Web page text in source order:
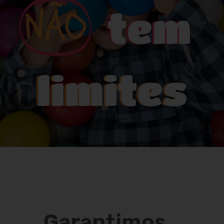
NÃO tem
limites